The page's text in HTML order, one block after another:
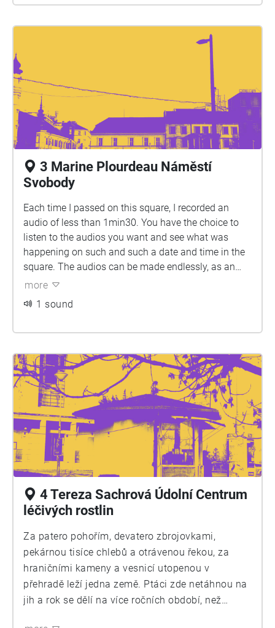
3 Marine Plourdeau Náměstí
Svobody
Each time I passed on this square, I recorded an
audio of less than 1min30. You have the choice to
listen to the audios you want and see what was
happening on such and such a date and time in the
square. The audios can be made endlessly, as an
archive of the sounds of Náměstí Svobody Square.
more
1 sound
4 Tereza Sachrová Údolní Centrum
léčivých rostlin
Za patero pohořím, devatero zbrojovkami,
pekárnou tisíce chlebů a otrávenou řekou, za
hraničními kameny a vesnicí utopenou v
přehradě leží jedna země. Ptáci zde netáhnou na
jih a rok se dělí na více ročních období, než